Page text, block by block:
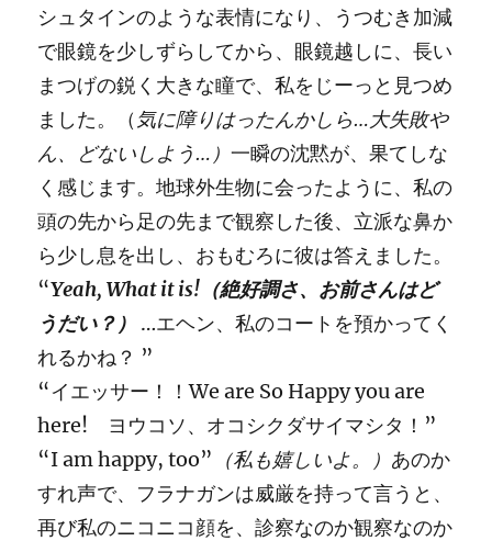
シュタインのような表情になり、うつむき加減
で眼鏡を少しずらしてから、眼鏡越しに、長い
まつげの鋭く大きな瞳で、私をじーっと見つめ
ました。（ 気に障りはったんかしら…大失敗や
ん、どないしよう…）一瞬の沈黙が、果てしな
く感じます。地球外生物に会ったように、私の
頭の先から足の先まで観察した後、立派な鼻か
ら少し息を出し、おもむろに彼は答えました。
“Yeah, What it is!（絶好調さ、お前さんはど
うだい？）
…エヘン、私のコートを預かってく
れるかね？ ”
“イエッサー！！We are So Happy you are
here! ヨウコソ、オコシクダサイマシタ！”
“I am happy, too”
（私も嬉しいよ。） あのか
すれ声で、フラナガンは威厳を持って言うと、
再び私のニコニコ顔を、診察なのか観察なのか